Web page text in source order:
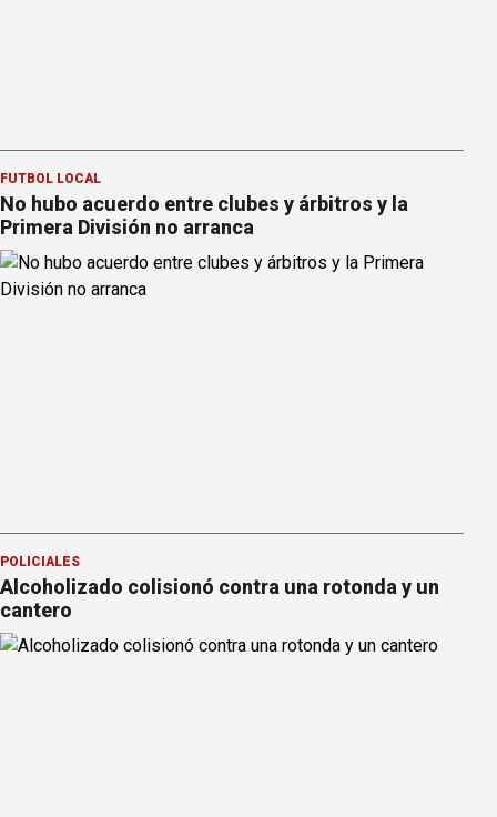
FÚTBOL LOCAL
No hubo acuerdo entre clubes y árbitros y la
Primera División no arranca
POLICIALES
Alcoholizado colisionó contra una rotonda y un
cantero